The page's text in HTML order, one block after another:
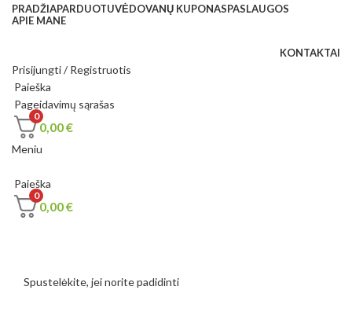
PRADŽIAPARDUOTUVĖDOVANŲ KUPONASPASLAUGOS
APIE MANE
KONTAKTAI
Prisijungti / Registruotis
Paieška
Pageidavimų sąrašas
0
0,00€
Meniu
Paieška
0
0,00€
Spustelėkite, jei norite padidinti